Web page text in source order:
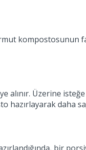
kompostosunun
Üzerine
hazırlayarak daha